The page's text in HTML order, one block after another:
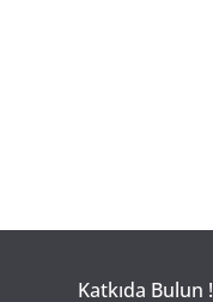
Katkıda Bulun !